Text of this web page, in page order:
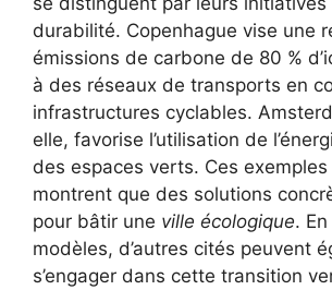
durabilité. Copenhague vise une
émissions de carbone de 80 %
à des réseaux de transports en
infrastructures cyclables.
elle, favorise l’utilisation de
des espaces verts. Ces
montrent que des solutions
pour bâtir une ville écologique.
modèles, d’autres cités peuvent
s’engager dans cette transition